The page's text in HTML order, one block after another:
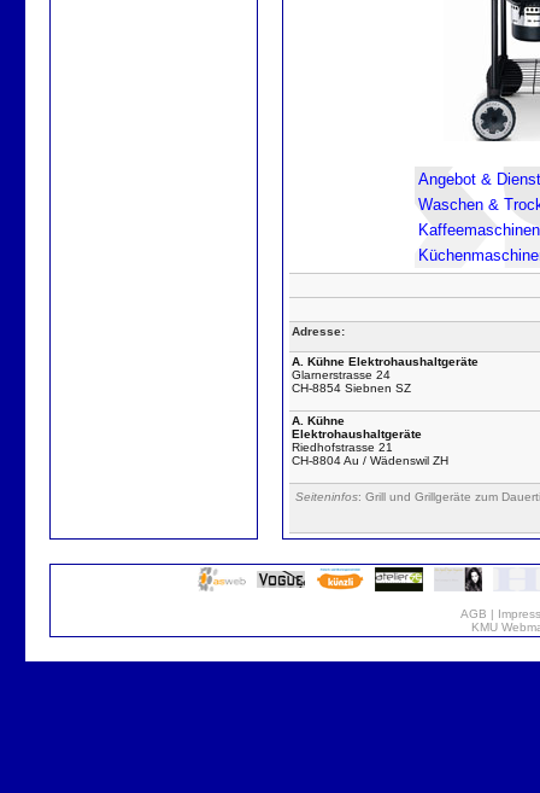
Angebot &
Waschen &
Kaffeemaschinen
Adresse:
A. Kühne Elektrohaushaltgeräte
Glarnerstrasse 24
CH-8854 Siebnen SZ
A. Kühne
Elektrohaushaltgeräte
Riedhofstrasse 21
CH-8804 Au / Wädenswil ZH
Seiteninfos: Grill und Grillgeräte zum
AGB |
KMU